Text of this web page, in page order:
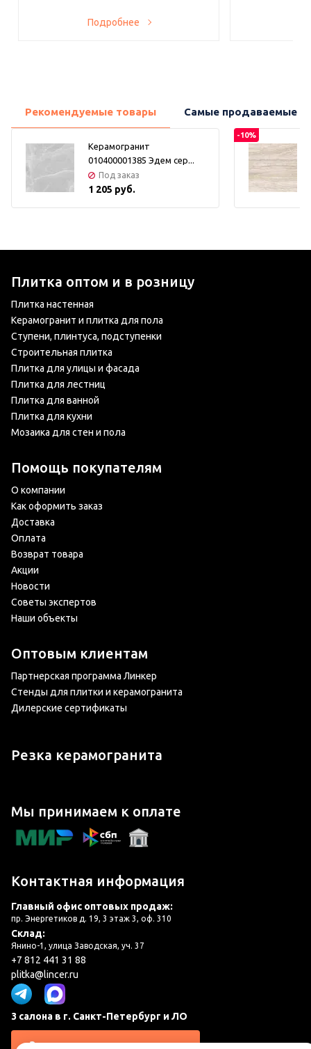
Подробнее
Рекомендуемые товары Самые продаваемые
Керамогранит
010400001385 Эдем сер...
Под заказ
1 205 руб.
-10%
Плитка оптом и в розницу
Плитка настенная
Керамогранит и плитка для пола
Ступени, плинтуса, подступенки
Строительная плитка
Плитка для улицы и фасада
Плитка для лестниц
Плитка для ванной
Плитка для кухни
Мозаика для стен и пола
Помощь покупателям
О компании
Как оформить заказ
Доставка
Оплата
Возврат товара
Акции
Новости
Советы экспертов
Наши объекты
Оптовым клиентам
Партнерская программа Линкер
Стенды для плитки и керамогранита
Дилерские сертификаты
Резка керамогранита
Мы принимаем к оплате
Контактная информация
Главный офис оптовых продаж:
пр. Энергетиков д. 19, 3 этаж 3, оф. 310
Склад:
Янино-1, улица Заводская, уч. 37
+7 812 441 31 88
plitka@lincer.ru
3 салона в г. Санкт-Петербург и ЛО
Запросить адреса салонов